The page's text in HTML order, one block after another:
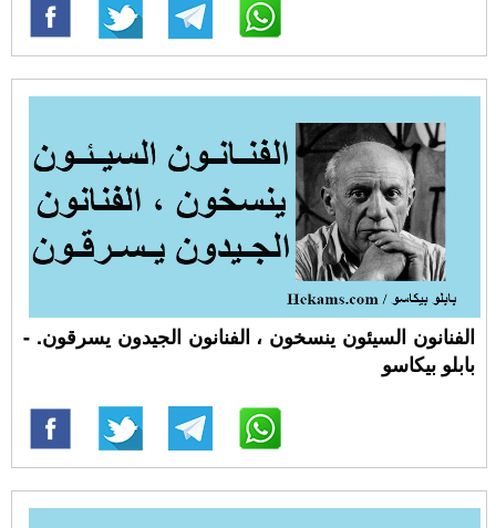
الفنانون السيئون ينسخون ، الفنانون الجيدون يسرقون. -
بابلو بيكاسو